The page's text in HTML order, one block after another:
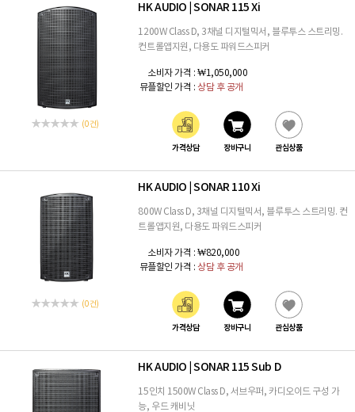
(0 건)
HK AUDIO SONAR 115 Xi
1200W Class D, 3채널 디지털믹서, 블루투스 스트리밍.
컨트롤앱지원, 다용도 파워드스피커
소비자 가격 : ₩1,050,000
뮤플할인 가격 : 상담 후 공개
가격상담 장바구니 관심상품
(0 건)
HK AUDIO SONAR 110 Xi
800W Class D, 3채널 디지털믹서, 블루투스 스트리밍. 컨
트롤앱지원, 다용도 파워드스피커
소비자 가격 : ₩820,000
뮤플할인 가격 : 상담 후 공개
가격상담 장바구니 관심상품
HK AUDIO SONAR 115 Sub D
15인치 1500W Class D, 서브우퍼, 카디오이드 구성 가
능, 우드 캐비닛